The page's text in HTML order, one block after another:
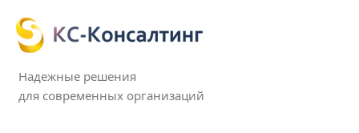
Надежные решения
для современных организаций